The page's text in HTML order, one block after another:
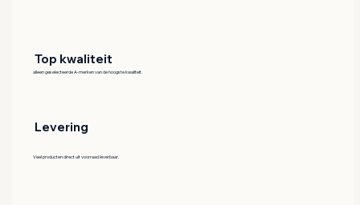
Top kwaliteit
alleen geselecteerde A-merken van de hoogste kwaliteit.
Levering
Veel producten direct uit voorraad leverbaar.